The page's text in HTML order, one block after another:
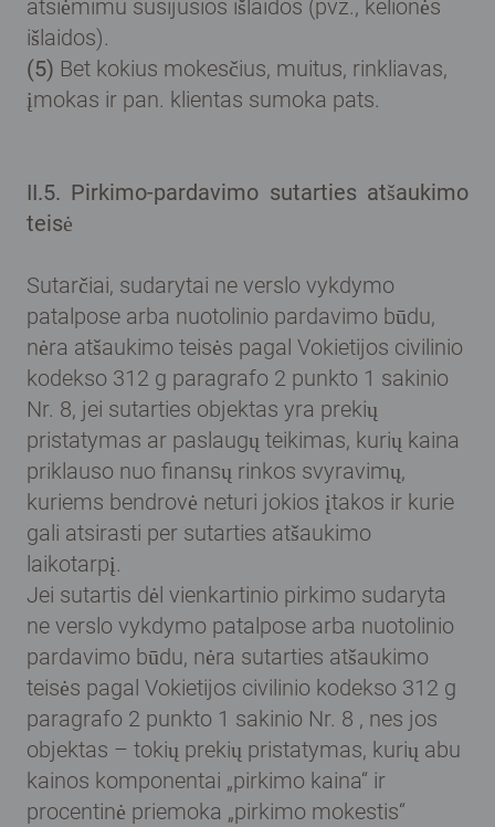
atsiėmimu susijusios išlaidos (pvz., kelionės
išlaidos).
(5) Bet kokius mokesčius, muitus, rinkliavas,
įmokas ir pan. klientas sumoka pats.
II.5. Pirkimo-pardavimo sutarties atšaukimo
teisė
Sutarčiai, sudarytai ne verslo vykdymo
patalpose arba nuotolinio pardavimo būdu,
nėra atšaukimo teisės pagal Vokietijos civilinio
kodekso 312 g paragrafo 2 punkto 1 sakinio
Nr. 8, jei sutarties objektas yra prekių
pristatymas ar paslaugų teikimas, kurių kaina
priklauso nuo finansų rinkos svyravimų,
kuriems bendrovė neturi jokios įtakos ir kurie
gali atsirasti per sutarties atšaukimo
laikotarpį.
Jei sutartis dėl vienkartinio pirkimo sudaryta
ne verslo vykdymo patalpose arba nuotolinio
pardavimo būdu, nėra sutarties atšaukimo
teisės pagal Vokietijos civilinio kodekso 312 g
paragrafo 2 punkto 1 sakinio Nr. 8 , nes jos
objektas – tokių prekių pristatymas, kurių abu
kainos komponentai „pirkimo kaina“ ir
procentinė priemoka „pirkimo mokestis“